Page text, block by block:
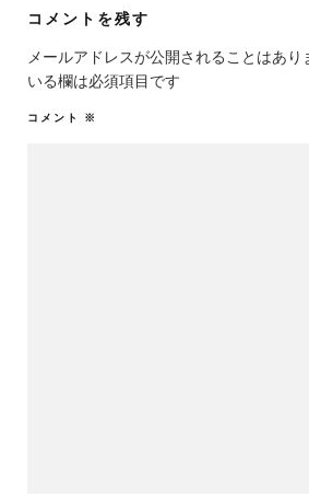
コメントを残す
メールアドレスが公開されることはあり
いる欄は必須項目です
コメント ※